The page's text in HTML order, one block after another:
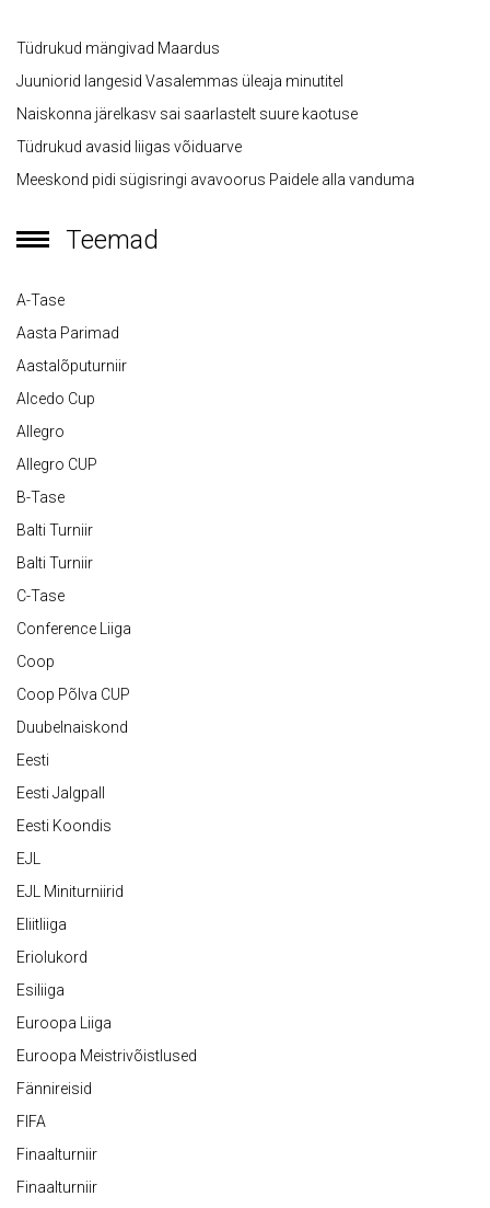
Tüdrukud mängivad Maardus
Juuniorid langesid Vasalemmas üleaja minutitel
Naiskonna järelkasv sai saarlastelt suure kaotuse
Tüdrukud avasid liigas võiduarve
Meeskond pidi sügisringi avavoorus Paidele alla vanduma
Teemad
A-Tase
Aasta Parimad
Aastalõputurniir
Alcedo Cup
Allegro
Allegro CUP
B-Tase
Balti Turniir
Balti Turniir
C-Tase
Conference Liiga
Coop
Coop Põlva CUP
Duubelnaiskond
Eesti
Eesti Jalgpall
Eesti Koondis
EJL
EJL Miniturniirid
Eliitliiga
Eriolukord
Esiliiga
Euroopa Liiga
Euroopa Meistrivõistlused
Fännireisid
FIFA
Finaalturniir
Finaalturniir